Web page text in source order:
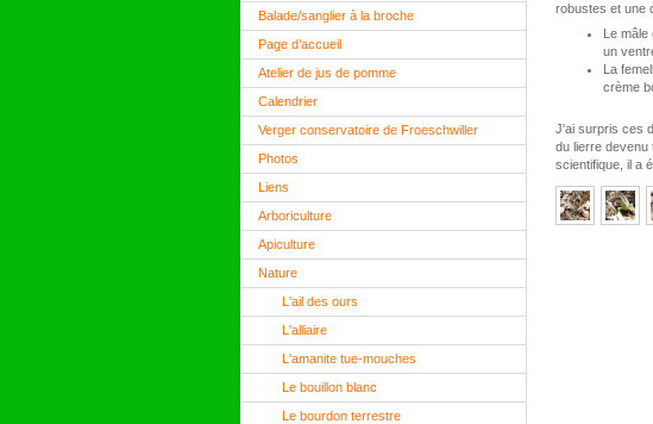
Balade/sanglier à la broche
Page d’accueil
Atelier de jus de pomme
Calendrier
Verger conservatoire de Froeschwiller
Photos
Liens
Arboriculture
Apiculture
Nature
L'ail des ours
L'alliaire
L'amanite tue-mouches
Le bouillon blanc
Le bourdon terrestre
robustes et une
Le
un
La
crème
J'ai surpris ces
du lierre devenu
scientifique, il a